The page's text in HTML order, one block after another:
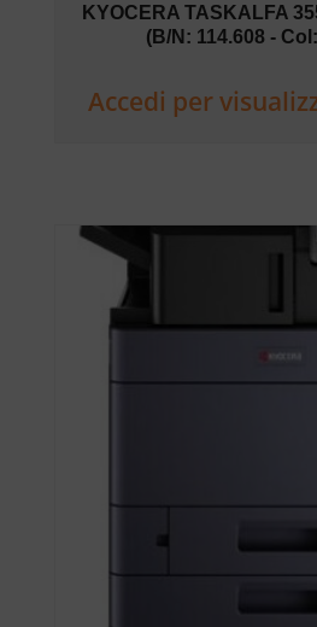
KYOCERA TASKALFA
(B/N: 114.608 -
Accedi per